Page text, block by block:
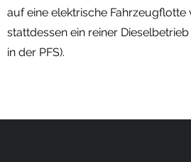
auf eine elektrische
stattdessen ein reiner
in der PFS).